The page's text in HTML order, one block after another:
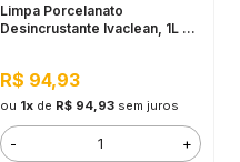
Limpa Porcelanato
Desincrustante Ivaclean, 1L -
R$ 94,93
ou 1xde R$ 94,93 sem juros
- +